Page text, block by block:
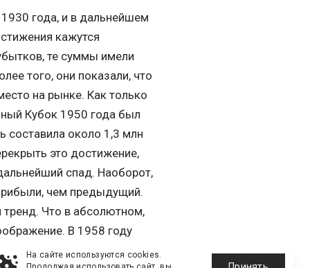
года, и в дальнейшем
кажутся
те суммы имели
того, они показали, что
на рынке. Как только
Кубок 1950 года был
около 1,3 млн
это достижение,
спад. Наоборот,
чем предыдущий.
тренд. Что в абсолютном,
В 1958 году
году – 4,3 млн франков, в
На сайте используются cookies.